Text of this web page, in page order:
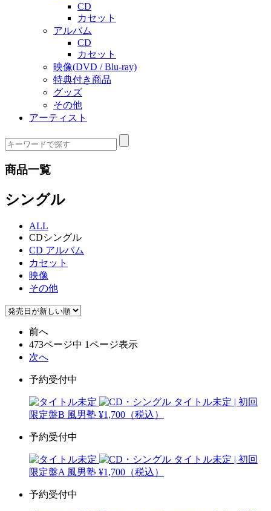
CD
カセット
アルバム
CD
カセット
映像(DVD / Blu-ray)
特典付き商品
グッズ
その他
アーティスト
商品一覧
シングル
ALL
CDシングル
CD アルバム
カセット
映像
その他
前へ
473ページ中 1ページ表示
次へ
予約受付中
タイトル未定 | 初回
限定盤B 風男塾 ¥1,700（税込）
予約受付中
タイトル未定 | 初回
限定盤A 風男塾 ¥1,700（税込）
予約受付中